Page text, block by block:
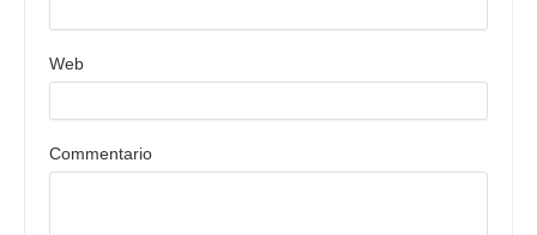
Web
Commentario